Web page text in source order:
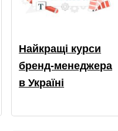
Найкращі курси
бренд-менеджера
в Україні